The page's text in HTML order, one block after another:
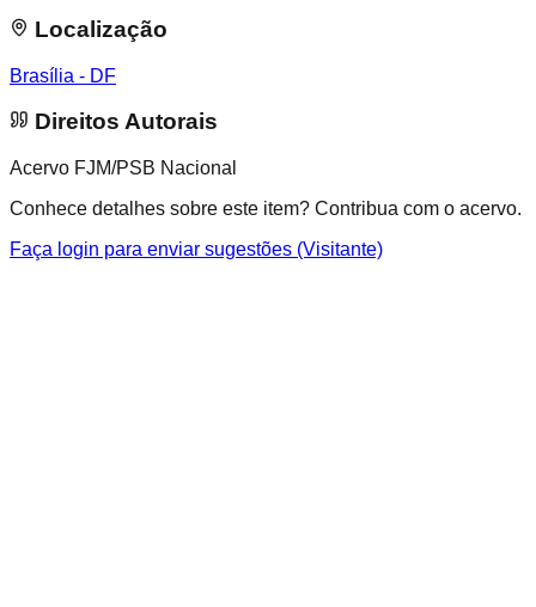
Localização
Brasília - DF
Direitos Autorais
Acervo FJM/PSB Nacional
Conhece detalhes sobre este item? Contribua com o acervo.
Faça login para enviar sugestões (Visitante)